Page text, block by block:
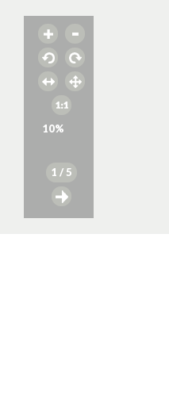
10%
1 / 5